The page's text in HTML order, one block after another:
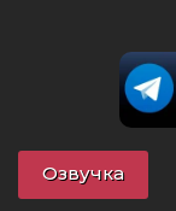
Озвучка